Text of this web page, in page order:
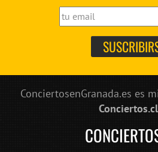
ConciertosenGranada.es es